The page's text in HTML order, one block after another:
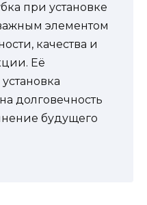
при установке
элементом
качества и
Её
долговечность
будущего